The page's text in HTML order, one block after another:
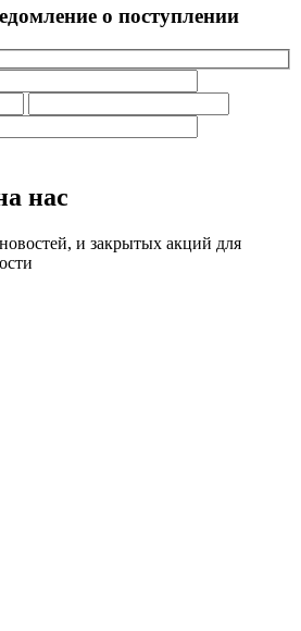
о поступлении
нас
и закрытых акций для